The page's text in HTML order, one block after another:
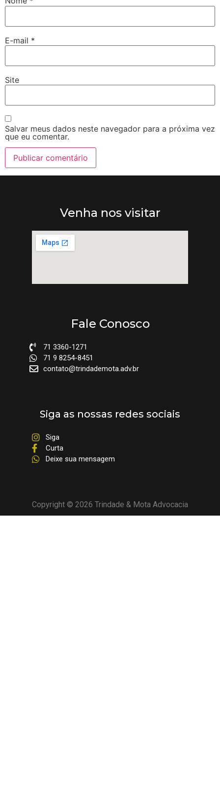
E-mail *
Site
Salvar meus dados neste navegador para a próxima vez
que eu comentar.
Venha nos visitar
Fale Conosco
71 3360-1271
71 9 8254-8451
contato@trindademota.adv.br
Siga as nossas redes sociais
Siga
Curta
Deixe sua mensagem
Copyright © 2026 Trindade & Mota Advocacia